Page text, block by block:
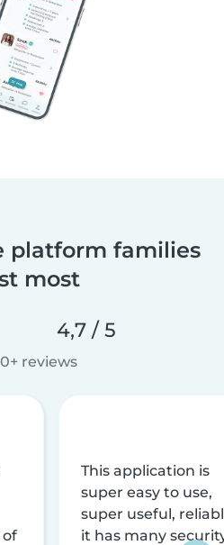
platform families
most
4,7 / 5
reviews
of
This application is
super easy to use,
super useful,
it has many